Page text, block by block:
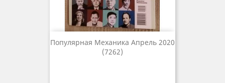
Популярная Механика Апрель 2020
(7262)